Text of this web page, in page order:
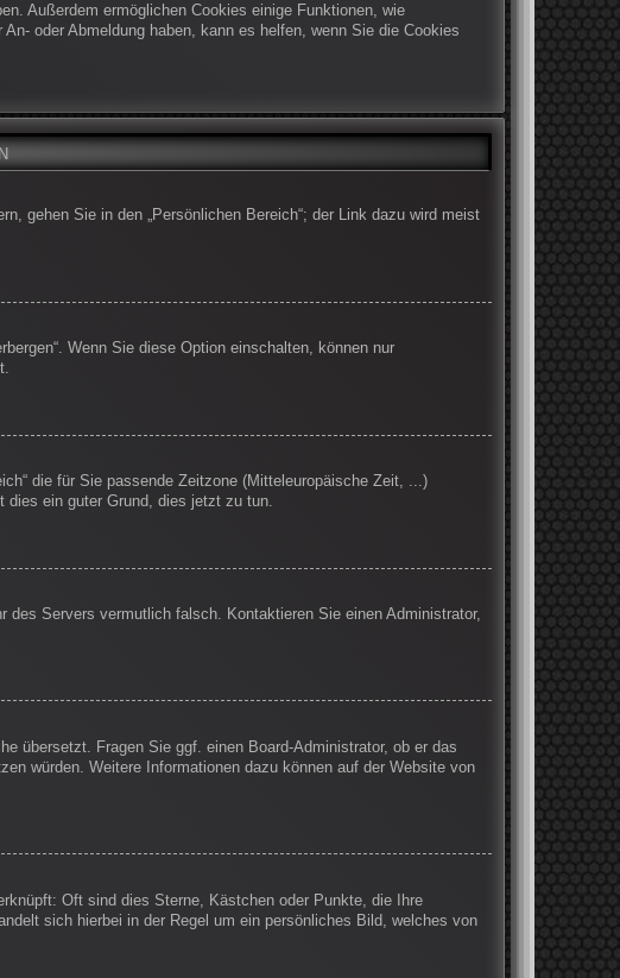
Außerdem ermöglichen Cookies einige Funktionen, wie
oder Abmeldung haben, kann es helfen, wenn Sie die Cookies
gehen Sie in den „Persönlichen Bereich“; der Link dazu wird meist
Wenn Sie diese Option einschalten, können nur
die für Sie passende Zeitzone (Mitteleuropäische Zeit, ...)
dies ein guter Grund, dies jetzt zu tun.
Servers vermutlich falsch. Kontaktieren Sie einen Administrator,
übersetzt. Fragen Sie ggf. einen Board-Administrator, ob er das
würden. Weitere Informationen dazu können auf der Website von
Oft sind dies Sterne, Kästchen oder Punkte, die Ihre
sich hierbei in der Regel um ein persönliches Bild, welches von